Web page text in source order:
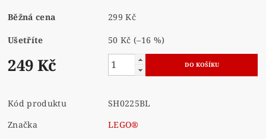
Běžná cena 299 Kč
Ušetříte 50 Kč(–16 %)
249 Kč
Kód produktu
SH0225BL
Značka
LEGO®